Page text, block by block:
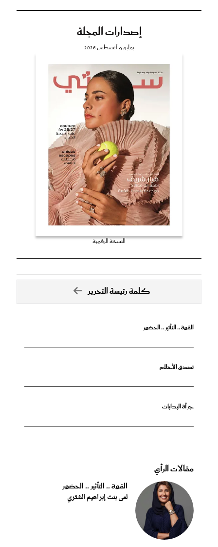
إصدارات المجلة
يوليو و أغسطس 2026
النسخة الرقمية
كلمة رئيسة التحرير
القوة .. التأثير .. الحضور
تصدق الأحلام
جرأة البدايات
مقالات الرأي
القوة .. التأثير .. الحضور
لمى بنت إبراهيم الشثري